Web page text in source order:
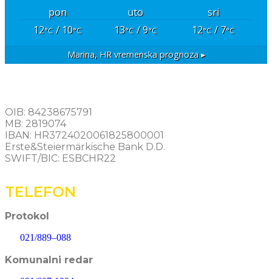
pon uto
sri
12°C / 10°C 13°C/ 9°C 12°C / 7°C
Marina, HRvremenska prognoza ▸
OIB: 84238675791
MB: 2819074
IBAN: HR3724020061825800001
Erste&Steiermärkische Bank D.D.
SWIFT/BIC: ESBCHR22
TELEFON
Protokol
021/889–088
Komunalni redar